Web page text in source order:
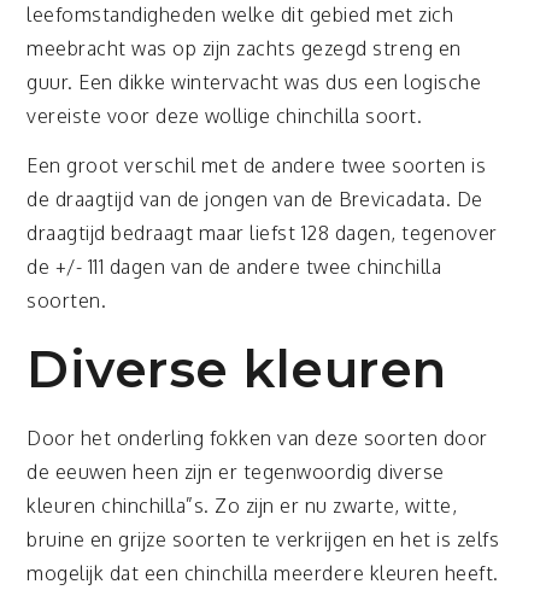
leefomstandigheden welke dit gebied met zich
meebracht was op zijn zachts gezegd streng en
guur. Een dikke wintervacht was dus een logische
vereiste voor deze wollige chinchilla soort.
Een groot verschil met de andere twee soorten is
de draagtijd van de jongen van de Brevicadata. De
draagtijd bedraagt maar liefst 128 dagen, tegenover
de +/- 111 dagen van de andere twee chinchilla
soorten.
Diverse kleuren
Door het onderling fokken van deze soorten door
de eeuwen heen zijn er tegenwoordig diverse
kleuren chinchilla”s. Zo zijn er nu zwarte, witte,
bruine en grijze soorten te verkrijgen en het is zelfs
mogelijk dat een chinchilla meerdere kleuren heeft.